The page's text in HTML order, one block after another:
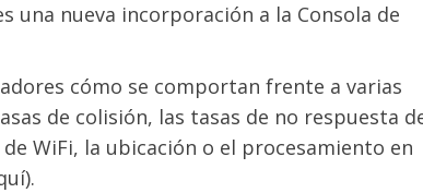
una nueva incorporación a la Consola de
cómo se comportan frente a varias
de colisión, las tasas de no respuesta
WiFi, la ubicación o el procesamiento en